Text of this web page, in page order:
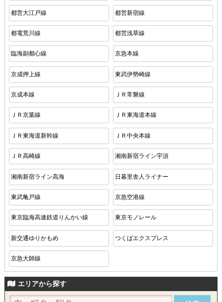
都営大江戸線 都営新宿線
都電荒川線 都営浅草線
臨海副都心線 京急本線
京成押上線 東武伊勢崎線
京成本線 ＪＲ常磐線
ＪＲ京葉線 ＪＲ東海道本線
ＪＲ東海道新幹線 ＪＲ中央本線
ＪＲ高崎線 湘南新宿ライン宇須
湘南新宿ライン高海 日暮里舎人ライナー
東武亀戸線 京急空港線
東京臨海高速鉄道りんかい線 東京モノレール
新交通ゆりかもめ つくばエクスプレス
京急大師線
エリアから探す